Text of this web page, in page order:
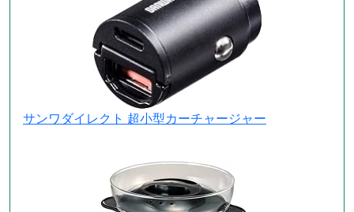
サンワダイレクト 超小型カーチャージャー